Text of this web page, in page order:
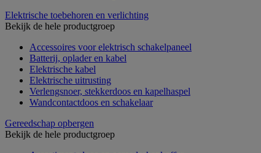
Elektrische toebehoren en verlichting
Bekijk de hele productgroep
Accessoires voor elektrisch schakelpaneel
Batterij, oplader en kabel
Elektrische kabel
Elektrische uitrusting
Verlengsnoer, stekkerdoos en kapelhaspel
Wandcontactdoos en schakelaar
Gereedschap opbergen
Bekijk de hele productgroep